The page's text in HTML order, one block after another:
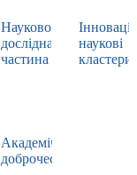
Науково-
дослідна
частина
наукові
кластери
Академічна
доброчесність